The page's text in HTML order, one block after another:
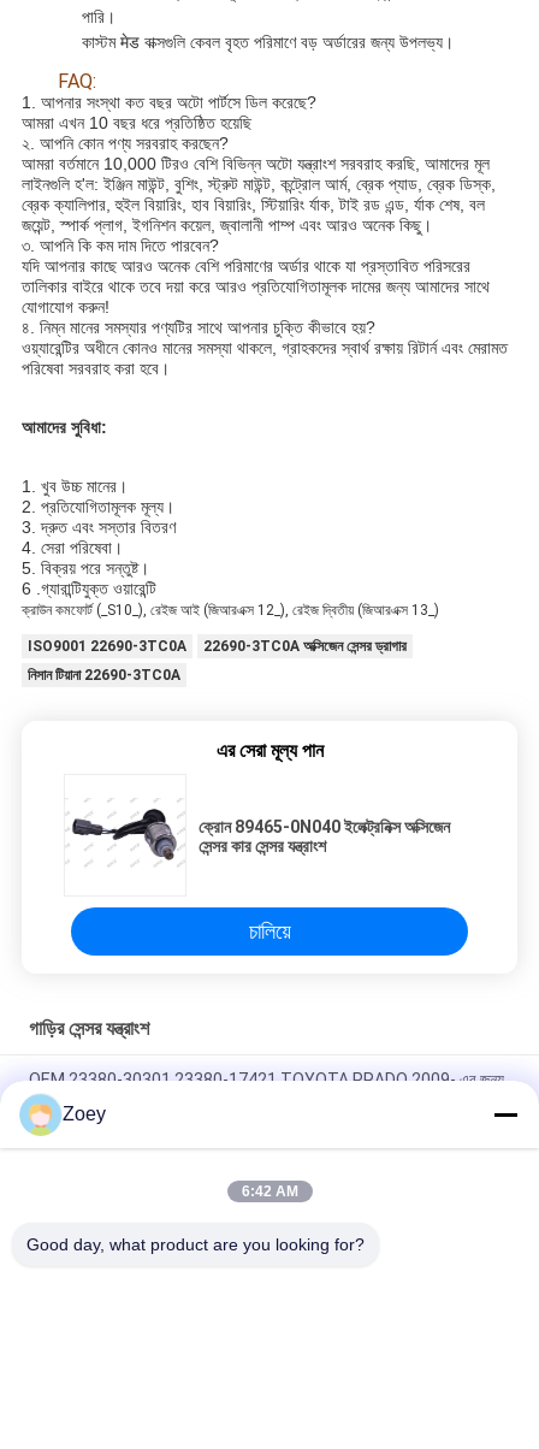
পারি।
কাস্টম मेड বাক্সগুলি কেবল বৃহত পরিমাণে বড় অর্ডারের জন্য উপলভ্য।
FAQ:
1. আপনার সংস্থা কত বছর অটো পার্টসে ডিল করেছে?
আমরা এখন 10 বছর ধরে প্রতিষ্ঠিত হয়েছি
২. আপনি কোন পণ্য সরবরাহ করছেন?
আমরা বর্তমানে 10,000 টিরও বেশি বিভিন্ন অটো যন্ত্রাংশ সরবরাহ করছি, আমাদের মূল
লাইনগুলি হ'ল: ইঞ্জিন মাউন্ট, বুশিং, স্ট্রুট মাউন্ট, কন্ট্রোল আর্ম, ব্রেক প্যাড, ব্রেক ডিস্ক,
ব্রেক ক্যালিপার, হুইল বিয়ারিং, হাব বিয়ারিং, স্টিয়ারিং র্যাক, টাই রড এন্ড, র্যাক শেষ, বল
জয়েন্ট, স্পার্ক প্লাগ, ইগনিশন কয়েল, জ্বালানী পাম্প এবং আরও অনেক কিছু।
৩. আপনি কি কম দাম দিতে পারবেন?
যদি আপনার কাছে আরও অনেক বেশি পরিমাণের অর্ডার থাকে যা প্রস্তাবিত পরিসরের
তালিকার বাইরে থাকে তবে দয়া করে আরও প্রতিযোগিতামূলক দামের জন্য আমাদের সাথে
যোগাযোগ করুন!
৪. নিম্ন মানের সমস্যার পণ্যটির সাথে আপনার চুক্তি কীভাবে হয়?
ওয়্যারেন্টির অধীনে কোনও মানের সমস্যা থাকলে, গ্রাহকদের স্বার্থ রক্ষায় রিটার্ন এবং মেরামত
পরিষেবা সরবরাহ করা হবে।
আমাদের সুবিধা:
1. খুব উচ্চ মানের।
2. প্রতিযোগিতামূলক মূল্য।
3. দ্রুত এবং সস্তার বিতরণ
4. সেরা পরিষেবা।
5. বিক্রয় পরে সন্তুষ্ট।
6 .গ্যারান্টিযুক্ত ওয়ারেন্টি
ক্রাউন কমফোর্ট (_S10_), রেইজ আই (জিআরএক্স 12_), রেইজ দ্বিতীয় (জিআরএক্স 13_)
ISO9001 22690-3TC0A
22690-3TC0A অক্সিজেন সেন্সর ড্রাগার
নিসান টিয়ানা 22690-3TC0A
এর সেরা মূল্য পান
ক্রোন 89465-0N040 ইলেক্ট্রনিক্স অক্সিজেন
সেন্সর কার সেন্সর যন্ত্রাংশ
চালিয়ে
গাড়ির সেন্সর যন্ত্রাংশ
OEM 23380-30301 23380-17421 TOYOTA PRADO 2009- এর জন্য
CAP ASSY জ্বালানী ফিল্টার
OEM CM5Z-8575-D CM5Z8575A ফোর্ড ট্রানজিট/মন্ডেওর জন্য থার্মোস্ট্যাট
OEM 6C11-12K073-AC 2S7Q12K073AA ফোর্ড রেঞ্জার/ট্রানজিট ভ্যানের
Zoey
6:42 AM
Good day, what product are you looking for?